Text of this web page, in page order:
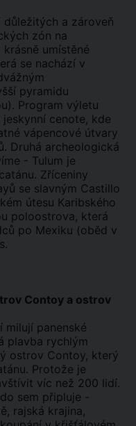
a zároveň
zón na
umístěné
se nachází v
pyramidu
Program výletu
cenote, kde
vápencové útvary
Druhá archeologická
- Tulum je
Zříceniny
se slavným Castillo
útesu Karibského
poloostrova, která
po Mexiku (oběd v
Contoy a ostrov
milují panenské
plavba rychlým
ostrov Contoy, který
Protože je
víc než 200 lidí.
sem připluje -
rajská krajina,